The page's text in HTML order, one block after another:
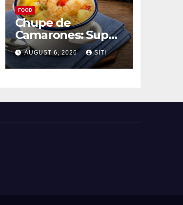
FOOD
Chupe de
Camarones: Sup
Udang Khas Peru
yang Gurih Lezat
AUGUST 6, 2026 SITI